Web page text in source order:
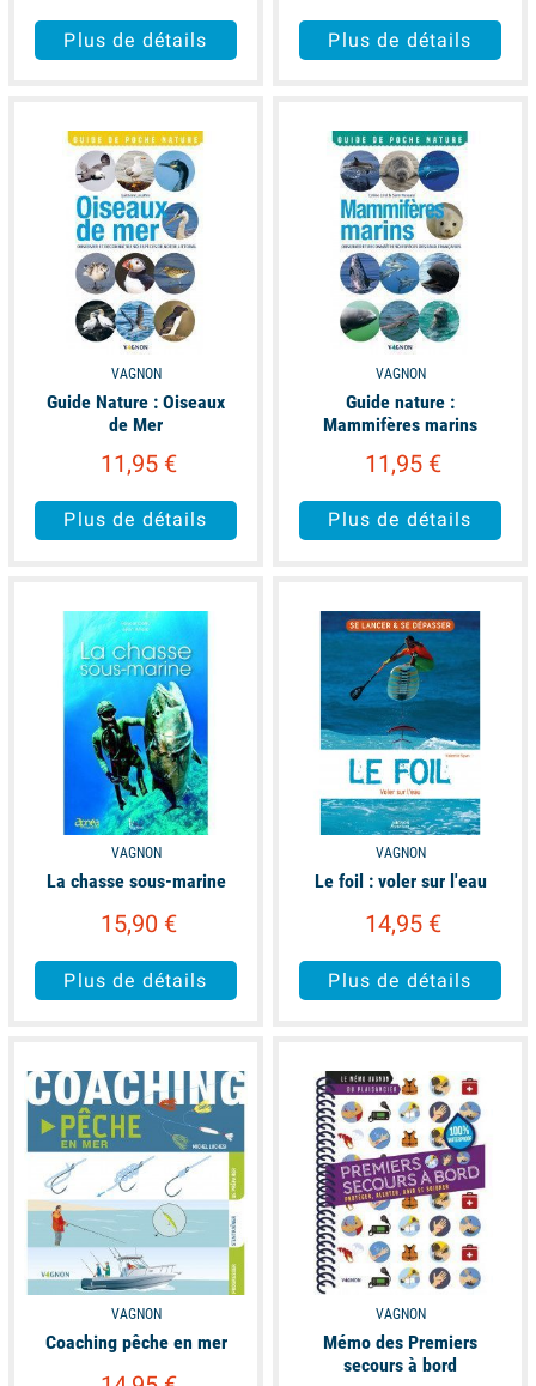
Plus de détails Plus de détails
available
VAGNON
Guide Nature : Oiseaux
de Mer
11,95 €
Plus de détails
available
VAGNON
Guide nature :
Mammifères marins
11,95 €
Plus de détails
available
VAGNON
La chasse sous-marine
15,90 €
Plus de détails
available
VAGNON
Le foil : voler sur l'eau
14,95 €
Plus de détails
available
VAGNON
Coaching pêche en mer
available
VAGNON
Mémo des Premiers
secours à bord